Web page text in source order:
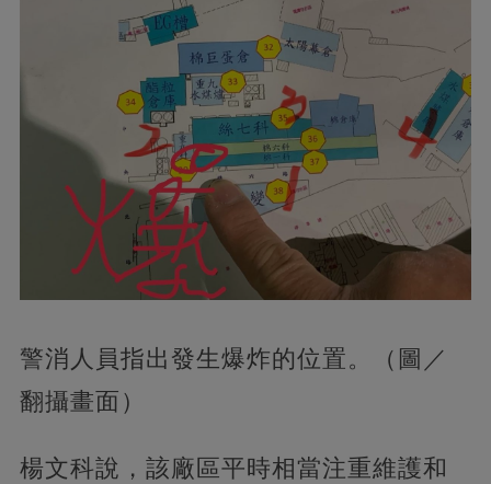
警消人員指出發生爆炸的位置。（圖／
翻攝畫面）
楊文科說，該廠區平時相當注重維護和